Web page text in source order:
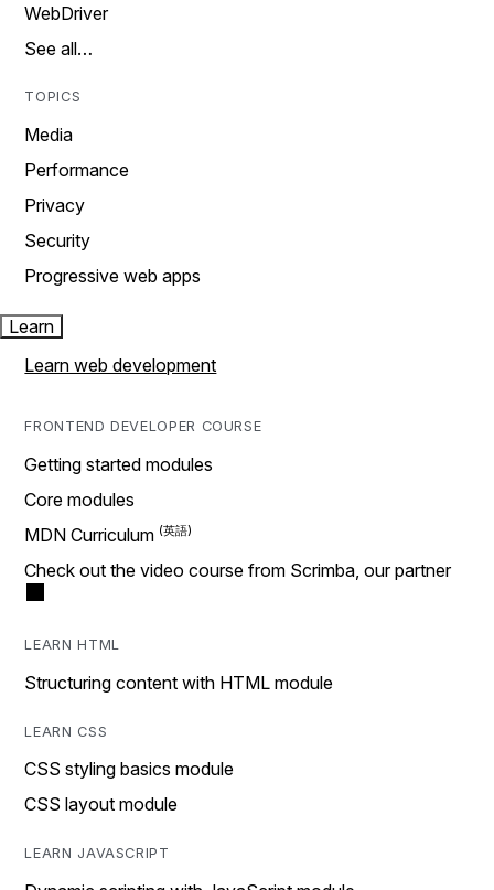
WebDriver
See all…
TOPICS
Media
Performance
Privacy
Security
Progressive web apps
Learn
Learn web development
FRONTEND DEVELOPER COURSE
Getting started modules
Core modules
MDN Curriculum
Check out the video course from Scrimba, our partner
LEARN HTML
Structuring content with HTML module
LEARN CSS
CSS styling basics module
CSS layout module
LEARN JAVASCRIPT